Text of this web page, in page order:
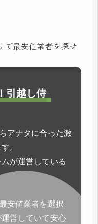
最安値業者を探せ
引越し侍
アナタに合った激
。
が運営している
安値業者を選択
運営していて安心